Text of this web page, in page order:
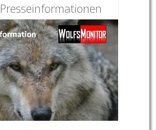
Presseinformationen